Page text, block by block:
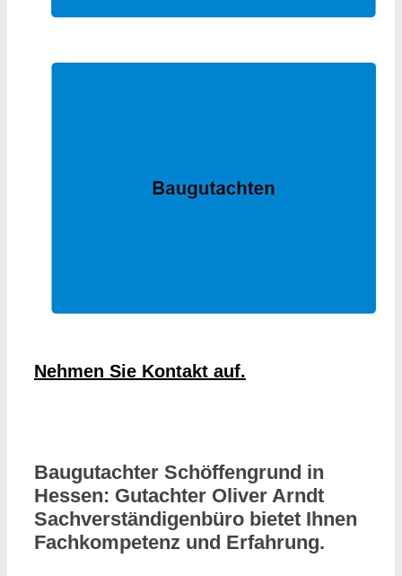
Nehmen Sie Kontakt auf.
Baugutachter Schöffengrund in
Hessen: Gutachter Oliver Arndt
Sachverständigenbüro bietet Ihnen
Fachkompetenz und Erfahrung.